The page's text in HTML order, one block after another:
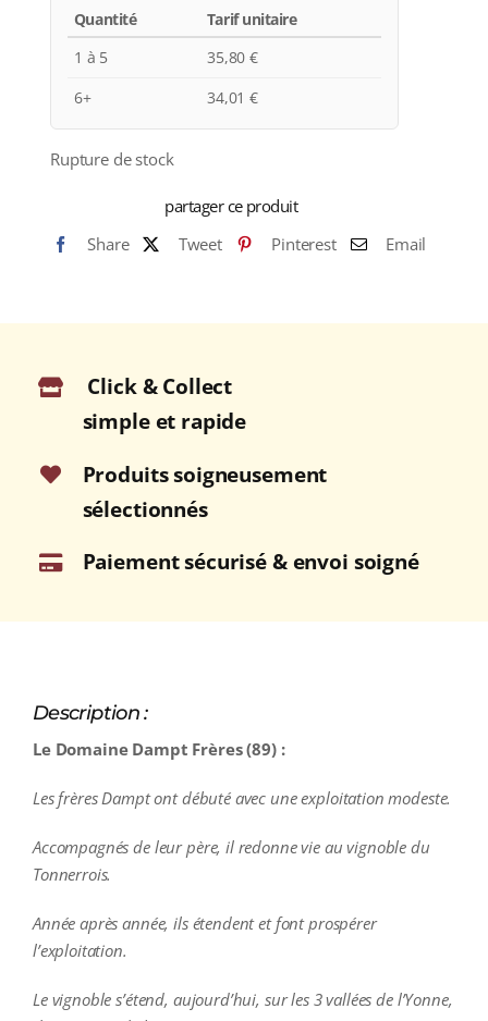
Quantité
Tarif unitaire
1 à 5
35,80€
6+
34,01€
Rupture de stock
partager ce produit
Share
Tweet Pinterest Email
Click & Collect
simple et rapide
Produits soigneusement
sélectionnés
Paiement sécurisé & envoi soigné
Description :
Le Domaine Dampt Frères (89) :
Les frères Dampt ont débuté avec une exploitation modeste.
Accompagnés de leur père, il redonne vie au vignoble du
Tonnerrois.
Année après année, ils étendent et font prospérer
l’exploitation.
Le vignoble s’étend, aujourd’hui, sur les 3 vallées de l’Yonne,